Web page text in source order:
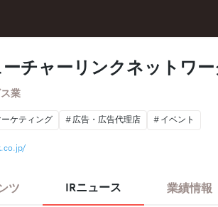
チャーリンクネットワー
業
ーケティング 広告・広告代理店 イベント
ツ IRニュース 業績情報